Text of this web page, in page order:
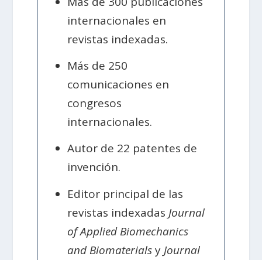
internacionales en
revistas indexadas.
Más de 250
comunicaciones en
congresos
internacionales.
Autor de 22 patentes de
invención.
Editor principal de las
revistas indexadas Journal
of Applied Biomechanics
and Biomaterialsy Journal